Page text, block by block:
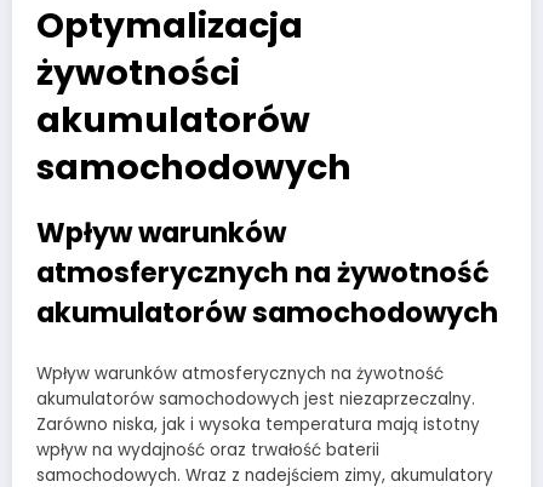
Optymalizacja
żywotności
akumulatorów
samochodowych
Wpływ warunków
atmosferycznych na żywotność
akumulatorów samochodowych
Wpływ warunków atmosferycznych na żywotność
akumulatorów samochodowych jest niezaprzeczalny.
Zarówno niska, jak i wysoka temperatura mają istotny
wpływ na wydajność oraz trwałość baterii
samochodowych. Wraz z nadejściem zimy, akumulatory